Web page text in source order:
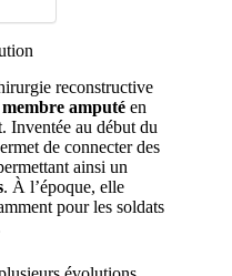
reconstructive
amputé en
Inventée au début du
de connecter des
ainsi un
. À l’époque, elle
pour les soldats